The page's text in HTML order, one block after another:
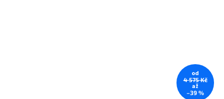
od
4 575 Kč
až
–39 %